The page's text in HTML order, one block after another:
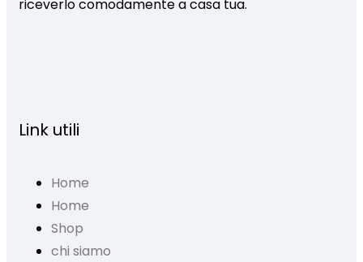
riceverlo comodamente a casa tua.
Link utili
Home
Home
Shop
chi siamo